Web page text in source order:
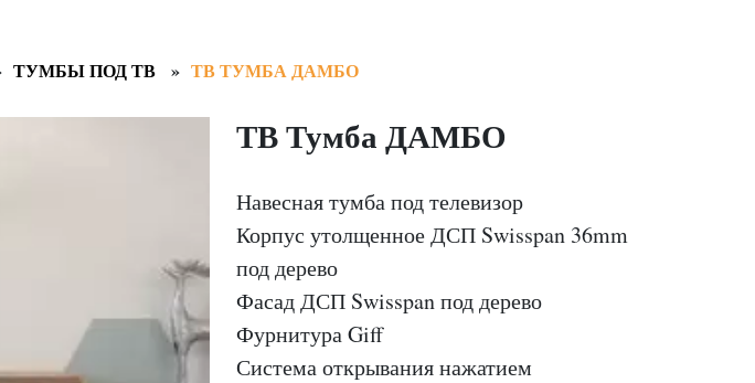
ТУМБЫ ПОД ТВ ТВ ТУМБА ДАМБО
ТВ Тумба ДАМБО
Навесная тумба под телевизор
Корпус утолщенное ДСП Swisspan 36mm
под дерево
Фасад ДСП Swisspan под дерево
Фурнитура Giff
Система открывания нажатием